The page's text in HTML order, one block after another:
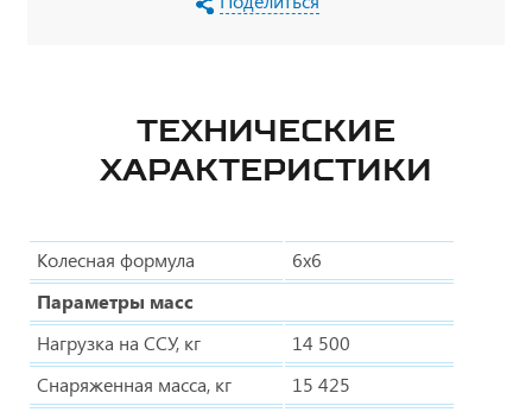
ТЕХНИЧЕСКИЕ
ХАРАКТЕРИСТИКИ
Колесная формула
6х6
Параметры масс
Нагрузка на ССУ, кг
14 500
Снаряженная масса, кг
15 425